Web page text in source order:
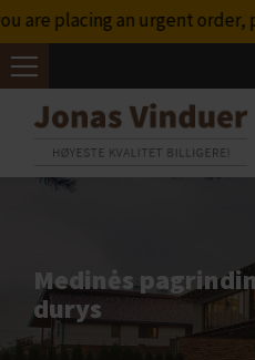
order, please
Toggle
navigation
Medinės
durys